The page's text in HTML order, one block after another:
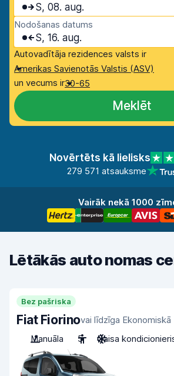
S, 08. aug.
Nodošanas datums
S, 16. aug.
Autovadītāja rezidences valsts ir
Amerikas Savienotās Valstis (ASV)
un vecums ir30-65
Meklēt
Novērtēts kā lielisks
279 571 atsauksme
Vairāk nekā 1000
Lētākās auto nomas
Bez pašriska
Fiat Fiorinovai līdzīga
Manuāla
5 Gaisa